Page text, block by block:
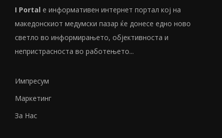
I Portal е информативен интернет портал кој на
македонскиот медумски пазар ќе донесе едно ново
светло во информирањето, објективноста и
непристрасноста во работењето...
Импресум
Маркетинг
За Нас